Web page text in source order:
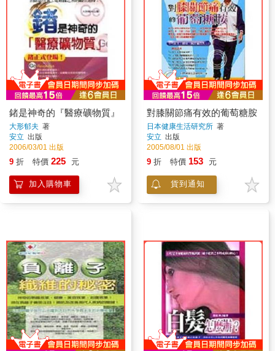
鍺是神奇的『醫療礦物質』
大形郁夫 著
安立 出版
2006/03/01 出版
9 折 特價 225 元
加入購物車
對膝關節痛有效的葡萄糖胺
日本健康生活研究所 著
安立 出版
2005/08/01 出版
9 折 特價 153 元
貨到通知